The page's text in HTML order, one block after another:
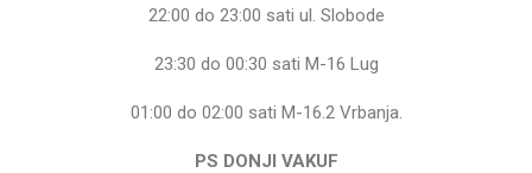
22:00 do 23:00 sati ul. Slobode
23:30 do 00:30 sati M-16 Lug
01:00 do 02:00 sati M-16.2 Vrbanja.
PS DONJI VAKUF